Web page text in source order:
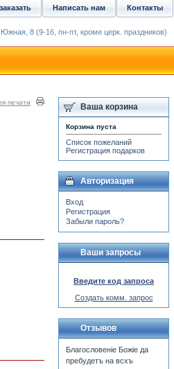
печати Ваша корзина
Корзина пуста
Список пожеланий
Регистрация подарков
Авторизация
Вход
Регистрация
Забыли пароль?
Ваши запросы
Введите код запроса
Создать комм. запрос
Отзывов
Благословеніе Божіе да
пребудетъ на всхъ
Контакты
Написать нам
8 (9-16, пн-пт, кроме церк. праздников)